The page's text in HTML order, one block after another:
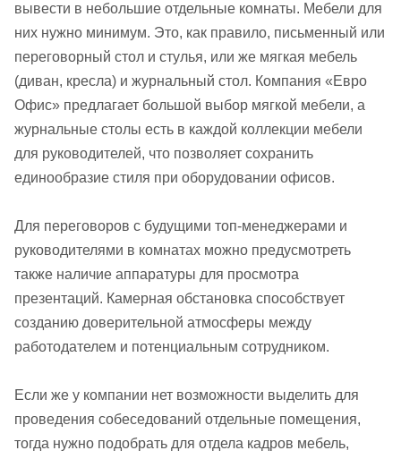
вывести в небольшие отдельные комнаты. Мебели для
них нужно минимум. Это, как правило, письменный или
переговорный стол и стулья, или же мягкая мебель
(диван, кресла) и журнальный стол. Компания «Евро
Офис» предлагает большой выбор мягкой мебели, а
журнальные столы есть в каждой коллекции мебели
для руководителей, что позволяет сохранить
единообразие стиля при оборудовании офисов.
Для переговоров с будущими топ-менеджерами и
руководителями в комнатах можно предусмотреть
также наличие аппаратуры для просмотра
презентаций. Камерная обстановка способствует
созданию доверительной атмосферы между
работодателем и потенциальным сотрудником.
Если же у компании нет возможности выделить для
проведения собеседований отдельные помещения,
тогда нужно подобрать для отдела кадров мебель,